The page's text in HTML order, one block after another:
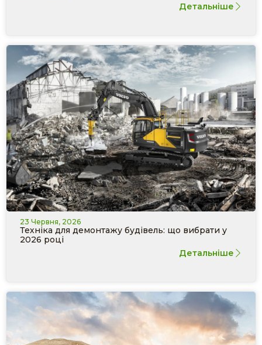
Детальніше
23 Червня, 2026
Техніка для демонтажу будівель: що вибрати у
2026 році
Детальніше